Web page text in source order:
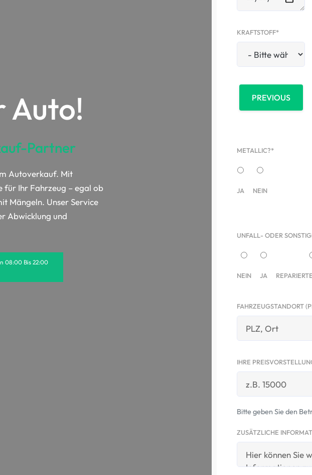
Auto!
Partner
Autoverkauf. Mit
für Ihr Fahrzeug – egal ob
Mängeln. Unser Service
Abwicklung und
08:00 Bis 22:00
KRAFTSTOFF*
PREVIOUS
METALLIC?*
JA NEIN
UNFALL- ODER
NEIN JA
FAHRZEUGSTANDORT
IHRE
Bitte geben Sie den
ZUSÄTZLICHE